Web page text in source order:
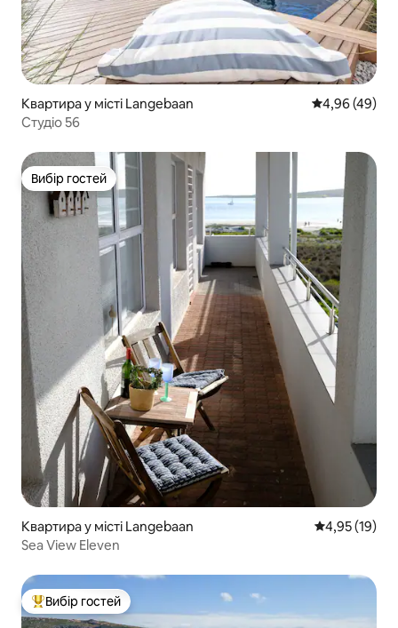
Квартира у місті Langebaan Середня
4,96 (49)
Студіо 56
Вибір гостей
Вибір гостей
Квартира у місті Langebaan Середня
4,95 (19)
Sea View Eleven
Топ вибір гостей
Вибір гостей